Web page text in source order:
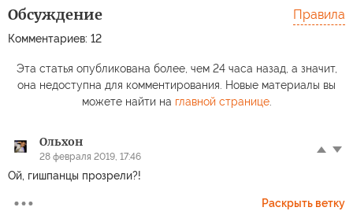
Обсуждение
Комментариев: 12
Правила
Эта статья опубликована более, чем 24 часа назад, а значит,
она недоступна для комментирования. Новые материалы вы
можете найти на главной странице.
Ольхон
28 февраля 2019, 17:46
Ой, гишпанцы прозрели?!
Раскрыть ветку